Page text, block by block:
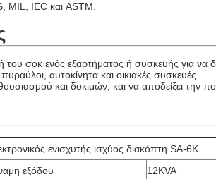
MIL, IEC και ASTM.
σοκ ενός εξαρτήματος ή συσκευής για
αυτοκίνητα και οικιακές συσκευές.
και δοκιμών, και να αποδείξει την
ενισχυτής ισχύος διακόπτη SA-6K
εξόδου
12KVA